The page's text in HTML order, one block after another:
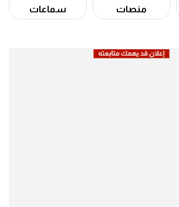
منصات سماعات